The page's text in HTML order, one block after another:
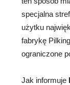
specjalna
użytku
fabrykę
ograniczone
Jak informuje